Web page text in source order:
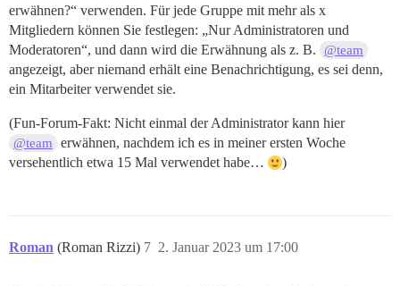
erwähnen?“ verwenden. Für jede Gruppe mit mehr als x
Mitgliedern können Sie festlegen: „Nur Administratoren und
Moderatoren“, und dann wird die Erwähnung als z. B.
@team
angezeigt, aber niemand erhält eine Benachrichtigung, es sei denn,
ein Mitarbeiter verwendet sie.
(Fun-Forum-Fakt: Nicht einmal der Administrator kann hier
@team
erwähnen, nachdem ich es in meiner ersten Woche
versehentlich etwa 15 Mal verwendet habe…
)
Roman (Roman Rizzi) 2. Januar 2023 um 17:00
7